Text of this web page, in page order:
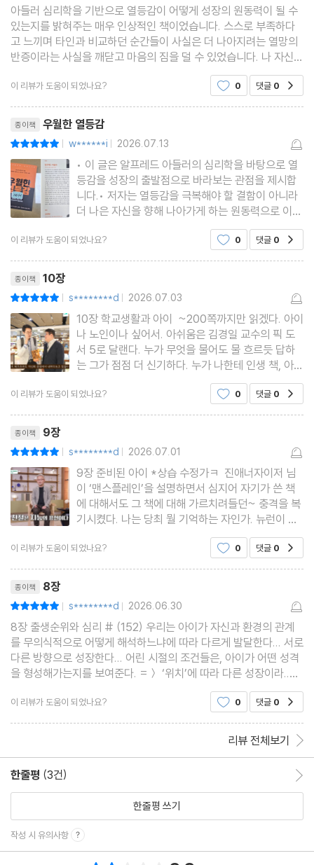
아들러 심리학을 기반으로 열등감이 어떻게 성장의 원동력이 될 수
있는지를 밝혀주는 매우 인상적인 책이었습니다. 스스로 부족하다
고 느끼며 타인과 비교하던 순간들이 사실은 더 나아지려는 열망의
반증이라는 사실을 깨닫고 마음의 짐을 덜 수 있었습니다. 나 자신을
인정하고 단단한 자존감을 세우는 데 실질적인 도움과 긍정적인 에
너지를 주는 책으로, 자존감 고민이 많은 분들께
이 리뷰가 도움이 되었나요? 0 댓글 0
종이책 우월한 열등감
| w******i | 2026.07.13
• 이 글은 알프레드 아들러의 심리학을 바탕으로 열
등감을 성장의 출발점으로 바라보는 관점을 제시합
니다.• 저자는 열등감을 극복해야 할 결함이 아니라
더 나은 자신을 향해 나아가게 하는 원동력으로 이해
해야 한다고 강조합니다.• 또한, 우월성은 타인과의
경쟁에서 이기는 것이 아니라 자신의 가능성을 보고
이 리뷰가 도움이 되었나요? 0 댓글 0
종이책 10장
| s********d | 2026.07.03
10장 학교생활과 아이 ~200쪽까지만 읽겠다. 아이
나 노인이나 싶어서. 아쉬움은 김경일 교수의 픽 도
서 5로 달랜다. 누가 무엇을 물어도 물 흐르듯 답하
는 그가 점점 더 신기하다. 누가 나한테 인생 책, 아니
문학으로 좁혀서라도 말해보라 하면 난 못한다. 틀
대주면, 앉을 자리 깔아주면 머릿속이 백지장이 되고
이 리뷰가 도움이 되었나요? 0 댓글 0
종이책 9장
| s********d | 2026.07.01
9장 준비된 아이 *상습 수정가ㅋ 진애너자이저 님
이 ‘맨스플레인’을 설명하면서 심지어 자기가 쓴 책
에 대해서도 그 책에 대해 가르치려들던~ 충격을 복
기시켰다. 나는 당최 뭘 기억하는 자인가. 뉴런이 저
마다 토라져 다른 곳을 보고 손을 내젓나. AI시대에
걸맞는 협조와 협력 부탁해, 내뇌여. 그랬는데 만권
이 리뷰가 도움이 되었나요? 0 댓글 0
종이책 8장
| s********d | 2026.06.30
8장 출생순위와 심리 # (152) 우리는 아이가 자신과 환경의 관계
를 무의식적으로 어떻게 해석하느냐에 따라 다르게 발달한다... 서로
다른 방향으로 성장한다... 어린 시절의 조건들은, 아이가 어떤 성격
을 형성해가는지를 보여준다. =＞ ‘위치’에 따라 다른 성장이라..
“모두의 성장”이 충돌을 빚는 시기에. 개딸들은 신기하게도 ‘중도로
가볼까요’ 하면 그리 움직인다는 분석을
이 리뷰가 도움이 되었나요? 0 댓글 0
리뷰 전체보기
한줄평 (3건)
한줄평 쓰기
작성 시 유의사항